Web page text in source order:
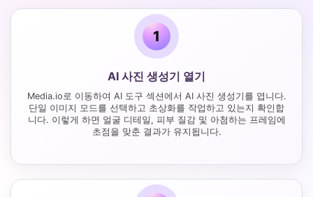
1
AI 사진 생성기 열기
Media.io로 이동하여 AI 도구 섹션에서 AI 사진 생성기를 엽니다.
단일 이미지 모드를 선택하고 초상화를 작업하고 있는지 확인합
니다. 이렇게 하면 얼굴 디테일, 피부 질감 및 아첨하는 프레임에
초점을 맞춘 결과가 유지됩니다.